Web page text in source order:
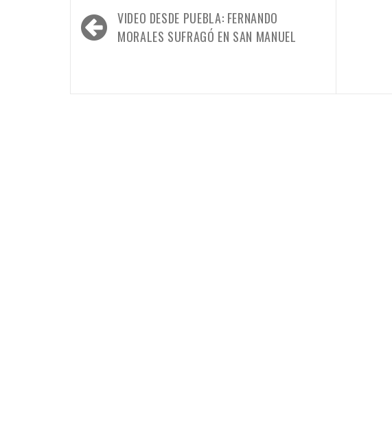
Navegación
de
VIDEO DESDE PUEBLA: FERNANDO
MORALES SUFRAGÓ EN SAN MANUEL